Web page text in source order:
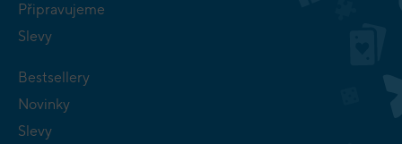
Připravujeme
Slevy
Bestsellery
Novinky
Slevy